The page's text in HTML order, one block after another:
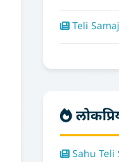
Teli
Sahu Teli